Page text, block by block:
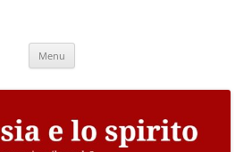
Menu